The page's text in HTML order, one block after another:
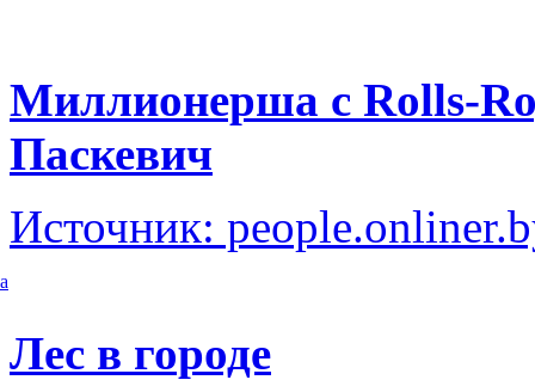
Миллионерша с Rolls-
Паскевич
Источник:
Лес в городе